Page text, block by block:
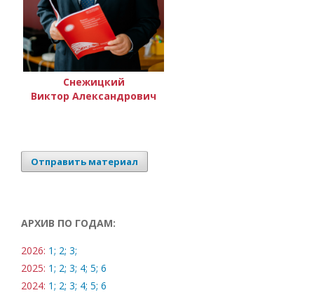
Снежицкий
Виктор Александрович
Отправить материал
АРХИВ ПО ГОДАМ:
2026: 1; 2; 3;
2025: 1; 2; 3; 4; 5; 6
2024: 1; 2; 3; 4; 5; 6